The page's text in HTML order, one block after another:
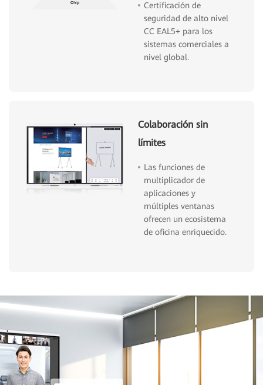
Certificación de
seguridad de alto nivel
CC EAL5+ para los
sistemas comerciales a
nivel global.
Colaboración sin
límites
Las funciones de
multiplicador de
aplicaciones y
múltiples ventanas
ofrecen un ecosistema
de oficina enriquecido.